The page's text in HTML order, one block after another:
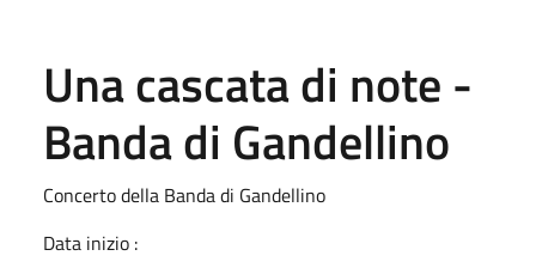
Una cascata di note -
Banda di Gandellino
Concerto della Banda di Gandellino
Data inizio :